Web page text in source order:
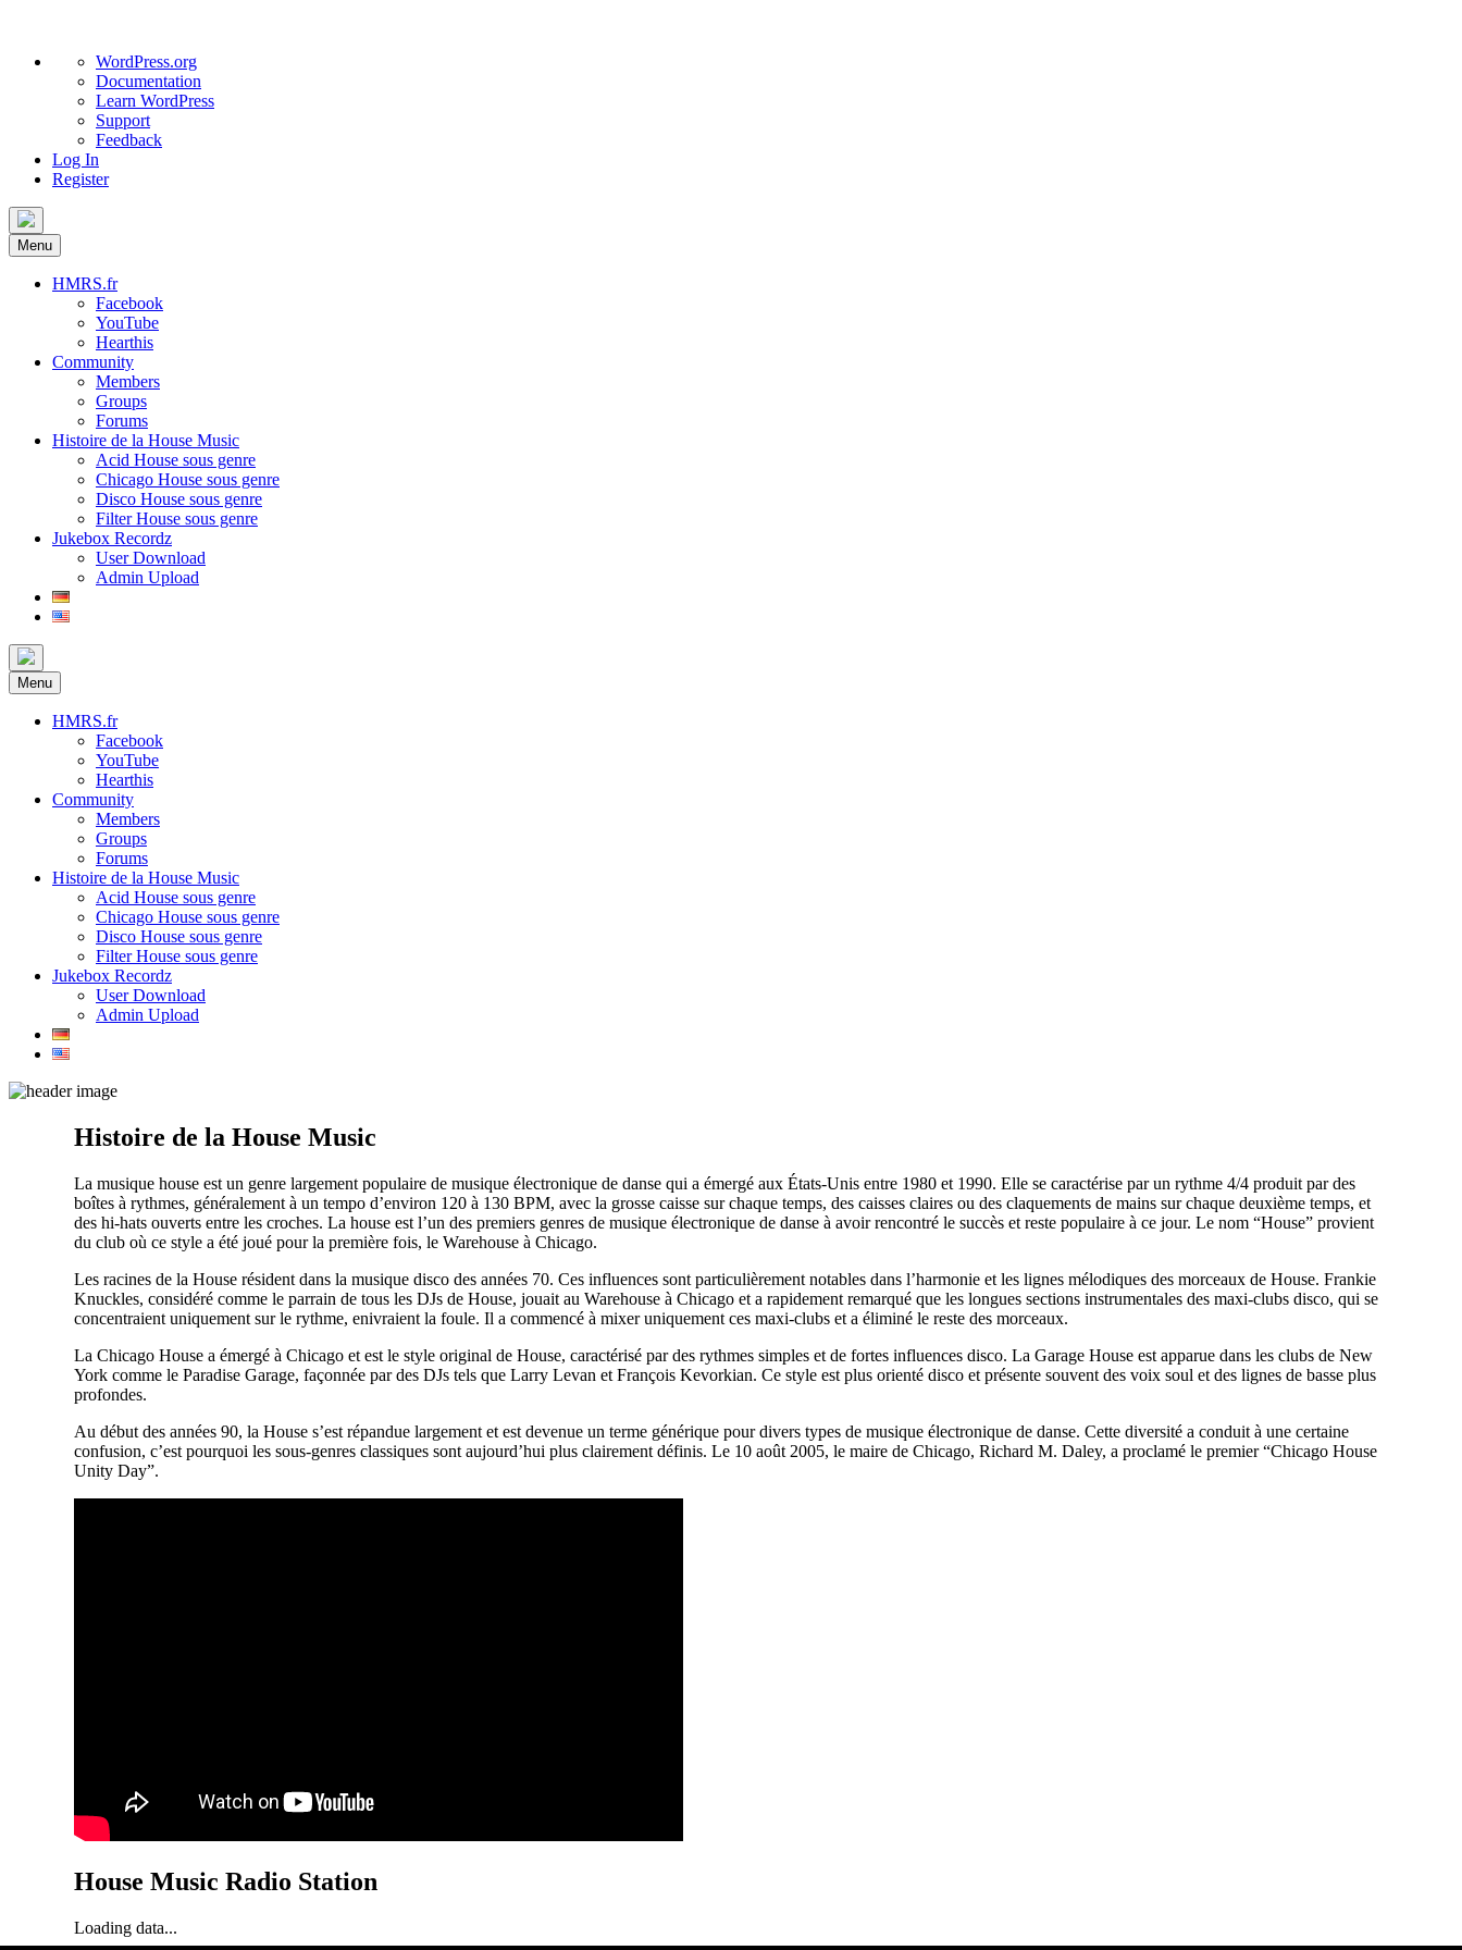
About
WordPress
WordPress.org
Documentation
Learn WordPress
Support
Feedback
Log In
Register
Skip
to
content
Menu
HMRS.fr
Facebook
YouTube
Hearthis
Community
Members
Groups
Forums
Histoire de la House Music
Acid House sous genre
Chicago House sous genre
Disco House sous genre
Filter House sous genre
Jukebox Recordz
User Download
Admin Upload
Menu
HMRS.fr
Facebook
YouTube
Hearthis
Community
Members
Groups
Forums
Histoire de la House Music
Acid House sous genre
Chicago House sous genre
Disco House sous genre
Filter House sous genre
Jukebox Recordz
User Download
Admin Upload
Histoire de la House Music
La musique house est un genre largement populaire de musique électronique de danse qui a émergé aux États-Unis entre 1980 et 1990. Elle se caractérise par un rythme 4/4 produit par des
boîtes à rythmes, généralement à un tempo d’environ 120 à 130 BPM, avec la grosse caisse sur chaque temps, des caisses claires ou des claquements de mains sur chaque deuxième temps, et
des hi-hats ouverts entre les croches. La house est l’un des premiers genres de musique électronique de danse à avoir rencontré le succès et reste populaire à ce jour. Le nom “House” provient
du club où ce style a été joué pour la première fois, le Warehouse à Chicago.
Les racines de la House résident dans la musique disco des années 70. Ces influences sont particulièrement notables dans l’harmonie et les lignes mélodiques des morceaux de House. Frankie
Knuckles, considéré comme le parrain de tous les DJs de House, jouait au Warehouse à Chicago et a rapidement remarqué que les longues sections instrumentales des maxi-clubs disco, qui se
concentraient uniquement sur le rythme, enivraient la foule. Il a commencé à mixer uniquement ces maxi-clubs et a éliminé le reste des morceaux.
La Chicago House a émergé à Chicago et est le style original de House, caractérisé par des rythmes simples et de fortes influences disco. La Garage House est apparue dans les clubs de New
York comme le Paradise Garage, façonnée par des DJs tels que Larry Levan et François Kevorkian. Ce style est plus orienté disco et présente souvent des voix soul et des lignes de basse plus
profondes.
Au début des années 90, la House s’est répandue largement et est devenue un terme générique pour divers types de musique électronique de danse. Cette diversité a conduit à une certaine
confusion, c’est pourquoi les sous-genres classiques sont aujourd’hui plus clairement définis. Le 10 août 2005, le maire de Chicago, Richard M. Daley, a proclamé le premier “Chicago House
Unity Day”.
House Music Radio Station
Loading data...